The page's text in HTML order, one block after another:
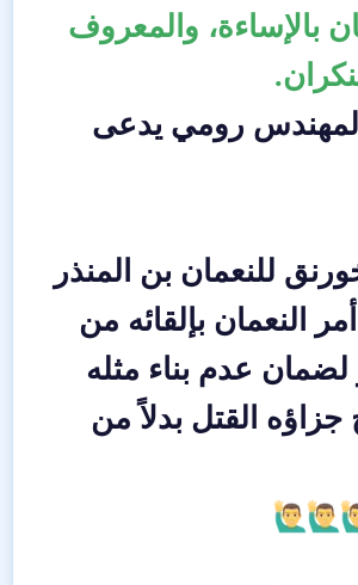
بالإساءة، والمعروف
لمهندس رومي يدعى
للنعمان بن المنذر
النعمان بإلقائه من
لضمان عدم بناء مثله
جزاؤه القتل بدلاً من